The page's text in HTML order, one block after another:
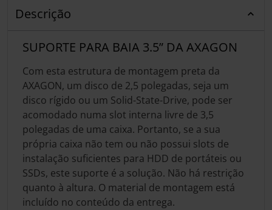
Descrição
SUPORTE PARA BAIA 3.5” DA AXAGON
Com esta estrutura de montagem preta da
AXAGON, um disco de 2,5 polegadas, seja um
disco rígido ou um Solid-State-Drive, pode ser
acomodado numa slot interna livre de 3,5
polegadas de uma caixa. Portanto, se a sua
própria caixa não tem ou não possui slots de
instalação suficientes para HDD de portáteis ou
SSDs, este suporte é a solução. Não há restrição
quanto à altura. O material de montagem está
incluído no conteúdo da entrega.